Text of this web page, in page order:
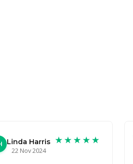
Linda Harris
22 Nov 2024
★★★★★